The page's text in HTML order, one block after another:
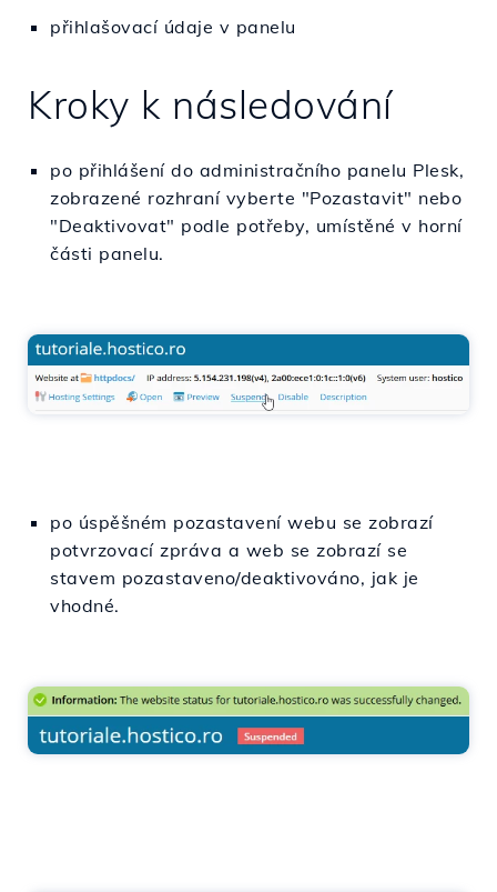
přihlašovací údaje v panelu
Kroky k následování
po přihlášení do administračního panelu Plesk,
zobrazené rozhraní vyberte "Pozastavit" nebo
"Deaktivovat" podle potřeby, umístěné v horní
části panelu.
po úspěšném pozastavení webu se zobrazí
potvrzovací zpráva a web se zobrazí se
stavem pozastaveno/deaktivováno, jak je
vhodné.